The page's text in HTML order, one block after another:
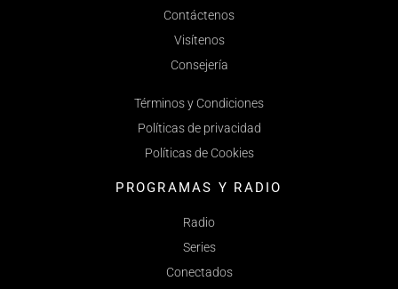
Contáctenos
Visítenos
Consejería
Términos y Condiciones
Políticas de privacidad
Políticas de Cookies
PROGRAMAS Y RADIO
Radio
Series
Conectados